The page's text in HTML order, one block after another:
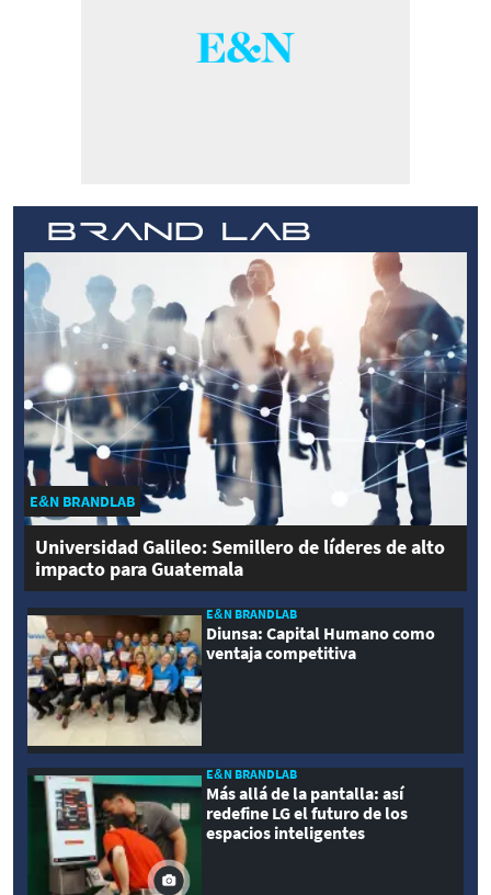
E&N BRANDLAB
Universidad Galileo: Semillero de líderes de alto
impacto para Guatemala
E&N BRANDLAB
Diunsa: Capital Humano como
ventaja competitiva
E&N BRANDLAB
Más allá de la pantalla: así
redefine LG el futuro de los
espacios inteligentes